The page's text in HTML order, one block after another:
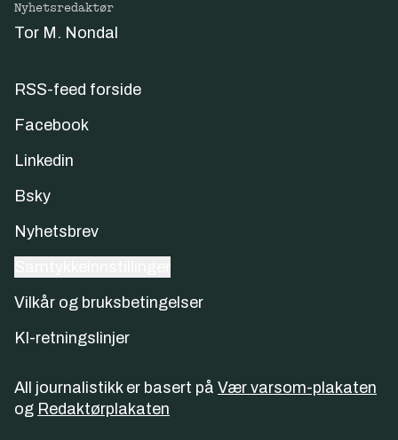
Nyhetsredaktør
Tor M. Nondal
RSS-feed forside
Facebook
Linkedin
Bsky
Nyhetsbrev
Vilkår og bruksbetingelser
KI-retningslinjer
All journalistikk er basert på Vær varsom-plakaten
og Redaktørplakaten